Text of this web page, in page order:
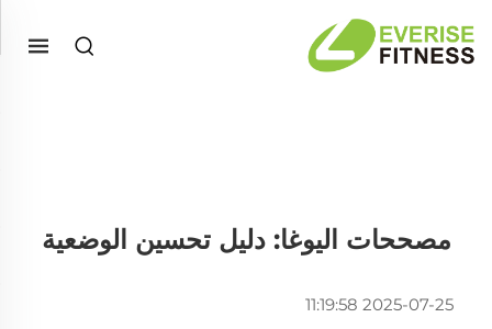
مصححات اليوغا: دليل تحسين الوضعية
2025-07-25 11:19:58